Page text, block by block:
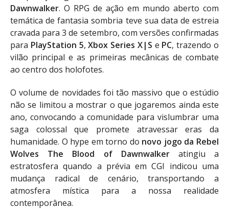
Dawnwalker. O RPG de ação em mundo aberto com
temática de fantasia sombria teve sua data de estreia
cravada para 3 de setembro, com versões confirmadas
para PlayStation 5,Xbox Series X|S e PC, trazendo o
vilão principal e as primeiras mecânicas de combate
ao centro dos holofotes.
O volume de novidades foi tão massivo que o estúdio
não se limitou a mostrar o que jogaremos ainda este
ano, convocando a comunidade para vislumbrar uma
saga colossal que promete atravessar eras da
humanidade. O hype em torno do novo jogo da Rebel
Wolves The Blood of Dawnwalkeratingiu a
estratosfera quando a prévia em CGI indicou uma
mudança radical de cenário, transportando a
atmosfera mística para a nossa realidade
contemporânea.